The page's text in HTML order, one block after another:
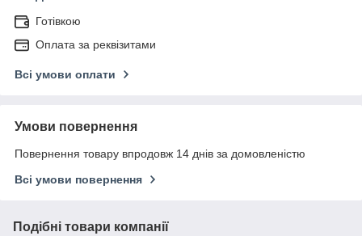
Готівкою
Оплата за реквізитами
Всі умови оплати
Умови повернення
Повернення товару впродовж 14 днів за домовленістю
Всі умови повернення
Подібні товари компанії